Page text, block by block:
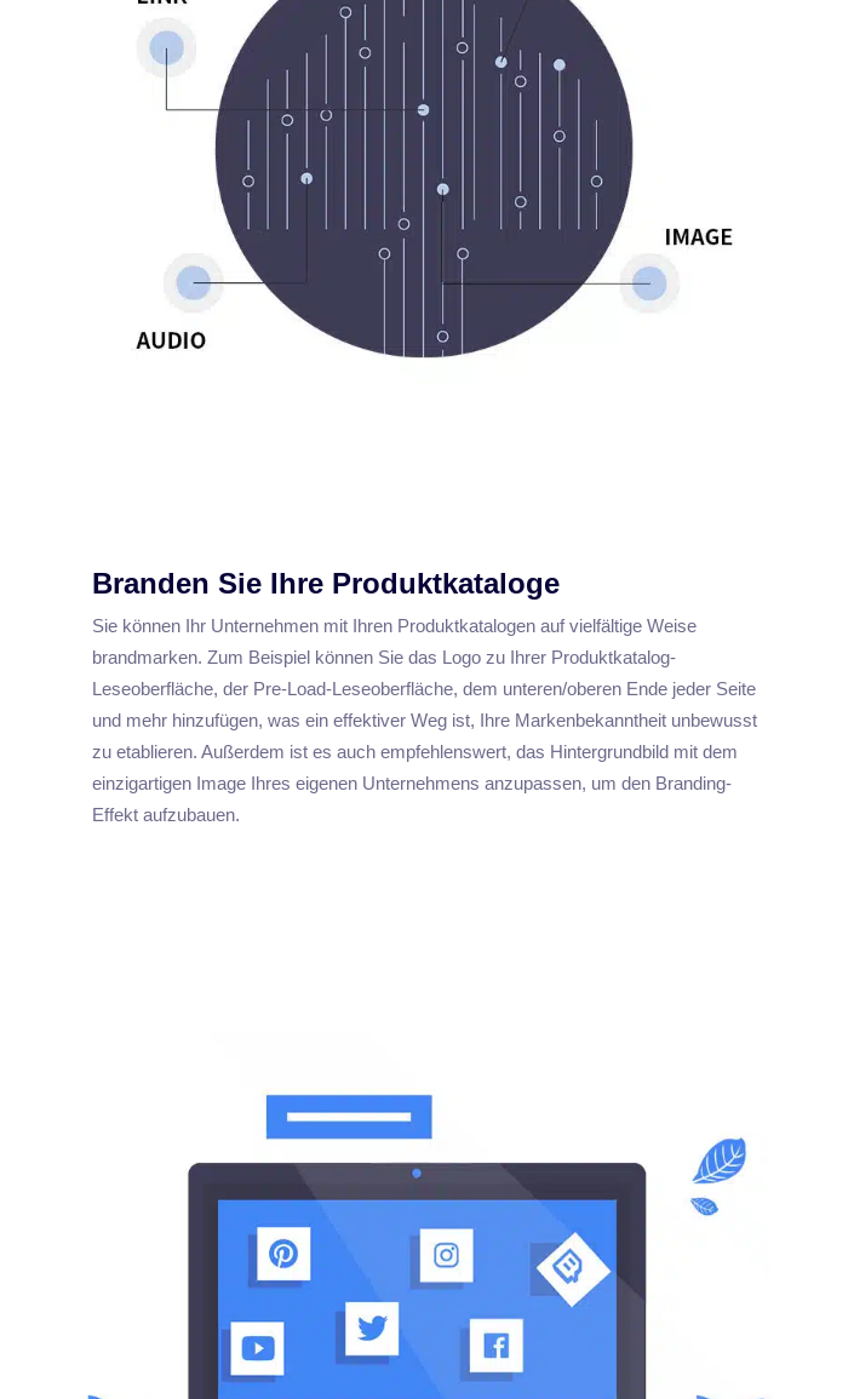
Branden Sie Ihre Produktkataloge
Sie können Ihr Unternehmen mit Ihren Produktkatalogen auf vielfältige Weise
brandmarken. Zum Beispiel können Sie das Logo zu Ihrer Produktkatalog-
Leseoberfläche, der Pre-Load-Leseoberfläche, dem unteren/oberen Ende jeder Seite
und mehr hinzufügen, was ein effektiver Weg ist, Ihre Markenbekanntheit unbewusst
zu etablieren. Außerdem ist es auch empfehlenswert, das Hintergrundbild mit dem
einzigartigen Image Ihres eigenen Unternehmens anzupassen, um den Branding-
Effekt aufzubauen.